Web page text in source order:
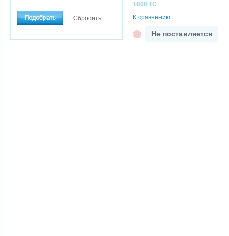
Антивандальная
нет
Сбросить
1800 TC
К сравнению
Не поставляется